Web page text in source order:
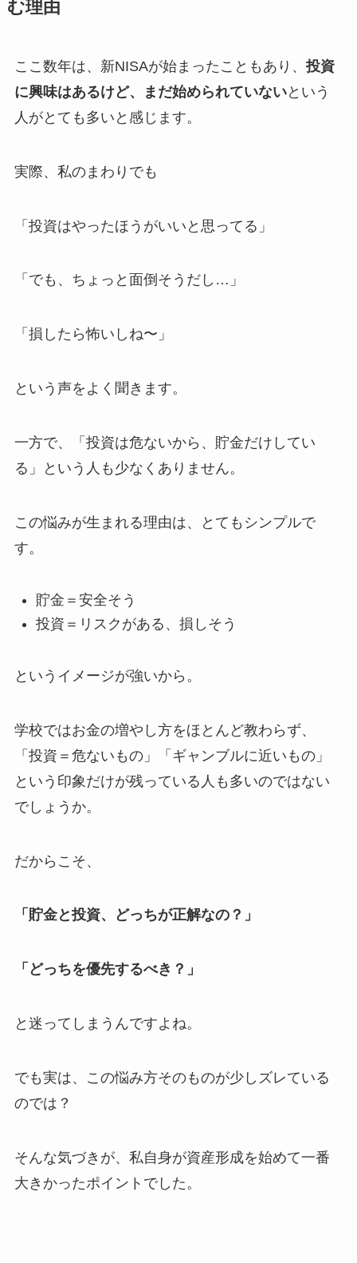
む理由
ここ数年は、新NISAが始まったこともあり、 投資
に興味はあるけど、まだ始められていないという
人がとても多いと感じます。
実際、私のまわりでも
「投資はやったほうがいいと思ってる」
「でも、ちょっと面倒そうだし…」
「損したら怖いしね〜」
という声をよく聞きます。
一方で、「投資は危ないから、貯金だけしてい
る」という人も少なくありません。
この悩みが生まれる理由は、とてもシンプルで
す。
貯金＝安全そう
投資＝リスクがある、損しそう
というイメージが強いから。
学校ではお金の増やし方をほとんど教わらず、
「投資＝危ないもの」「ギャンブルに近いもの」
という印象だけが残っている人も多いのではない
でしょうか。
だからこそ、
「貯金と投資、どっちが正解なの？」
「どっちを優先するべき？」
と迷ってしまうんですよね。
でも実は、この悩み方そのものが少しズレている
のでは？
そんな気づきが、私自身が資産形成を始めて一番
大きかったポイントでした。